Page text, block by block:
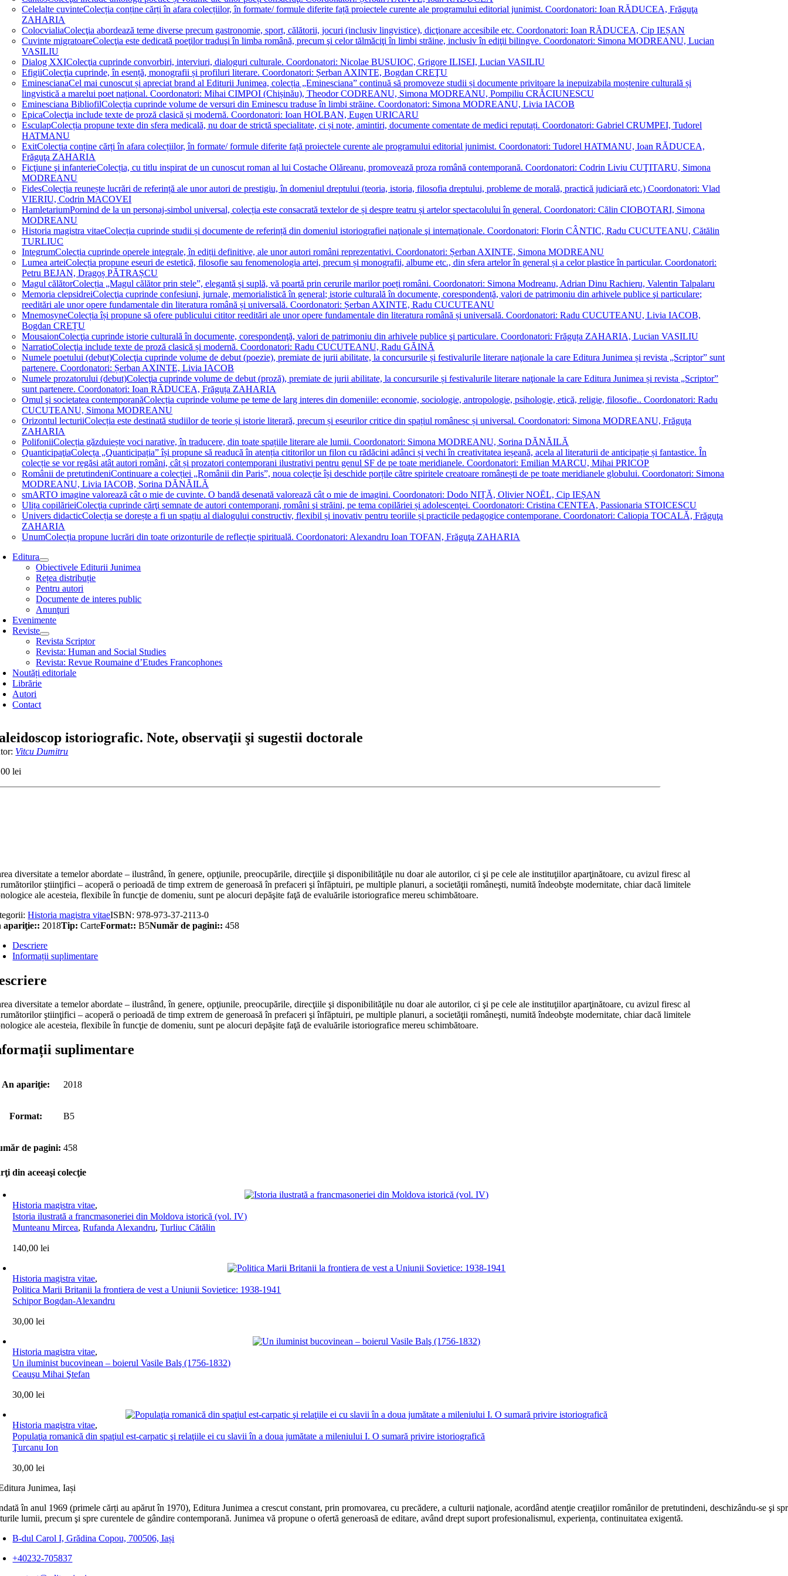
Celelalte cuvinteColecția conține cărți în afara colecțiilor, în formate/ formule diferite față proiectele curente ale programului editorial junimist. Coordonatori: Ioan RĂDUCEA, Frăguţa
ZAHARIA
ColocvialiaColecţia abordează teme diverse precum gastronomie, sport, călătorii, jocuri (inclusiv lingvistice), dicţionare accesibile etc. Coordonatori: Ioan RĂDUCEA, Cip IEȘAN
Cuvinte migratoareColecţia este dedicată poeţilor traduşi în limba română, precum şi celor tălmăciţi în limbi străine, inclusiv în ediţii bilingve. Coordonatori: Simona MODREANU, Lucian
VASILIU
Dialog XXIColecţia cuprinde convorbiri, interviuri, dialoguri culturale. Coordonatori: Nicolae BUSUIOC, Grigore ILISEI, Lucian VASILIU
EfigiiColecţia cuprinde, în esență, monografii și profiluri literare. Coordonatori: Șerban AXINTE, Bogdan CREŢU
EminescianaCel mai cunoscut și apreciat brand al Editurii Junimea, colecția „Eminesciana” continuă să promoveze studii și documente privitoare la inepuizabila moștenire culturală și
lingvistică a marelui poet național. Coordonatori: Mihai CIMPOI (Chișinău), Theodor CODREANU, Simona MODREANU, Pompiliu CRĂCIUNESCU
Eminesciana BibliofilColecția cuprinde volume de versuri din Eminescu traduse în limbi străine. Coordonatori: Simona MODREANU, Livia IACOB
EpicaColecţia include texte de proză clasică și modernă. Coordonatori: Ioan HOLBAN, Eugen URICARU
EsculapColecția propune texte din sfera medicală, nu doar de strictă specialitate, ci și note, amintiri, documente comentate de medici reputați. Coordonatori: Gabriel CRUMPEI, Tudorel
HATMANU
ExitColecția conține cărți în afara colecțiilor, în formate/ formule diferite față proiectele curente ale programului editorial junimist. Coordonatori: Tudorel HATMANU, Ioan RĂDUCEA,
Frăguţa ZAHARIA
Ficţiune şi infanterieColecția, cu titlu inspirat de un cunoscut roman al lui Costache Olăreanu, promovează proza română contemporană. Coordonatori: Codrin Liviu CUŢITARU, Simona
MODREANU
FidesColecția reunește lucrări de referință ale unor autori de prestigiu, în domeniul dreptului (teoria, istoria, filosofia dreptului, probleme de morală, practică judiciară etc.) Coordonatori: Vlad
VIERIU, Codrin MACOVEI
HamletariumPornind de la un personaj-simbol universal, colecția este consacrată textelor de și despre teatru și artelor spectacolului în general. Coordonatori: Călin CIOBOTARI, Simona
MODREANU
Historia magistra vitaeColecția cuprinde studii și documente de referință din domeniul istoriografiei naţionale şi internaţionale. Coordonatori: Florin CÂNTIC, Radu CUCUTEANU, Cătălin
TURLIUC
IntegrumColecția cuprinde operele integrale, în ediții definitive, ale unor autori români reprezentativi. Coordonatori: Șerban AXINTE, Simona MODREANU
Lumea arteiColecția propune eseuri de estetică, filosofie sau fenomenologia artei, precum și monografii, albume etc., din sfera artelor în general și a celor plastice în particular. Coordonatori:
Petru BEJAN, Dragoș PĂTRAȘCU
Magul călătorColecția „Magul călător prin stele”, elegantă și suplă, vă poartă prin cerurile marilor poeți români. Coordonatori: Simona Modreanu, Adrian Dinu Rachieru, Valentin Talpalaru
Memoria clepsidreiColecţia cuprinde confesiuni, jurnale, memorialistică în general; istorie culturală în documente, corespondență, valori de patrimoniu din arhivele publice şi particulare;
reeditări ale unor opere fundamentale din literatura română și universală. Coordonatori: Șerban AXINTE, Radu CUCUTEANU
MnemosyneColecția își propune să ofere publicului cititor reeditări ale unor opere fundamentale din literatura română și universală. Coordonatori: Radu CUCUTEANU, Livia IACOB,
Bogdan CREȚU
MousaionColecţia cuprinde istorie culturală în documente, corespondenţă, valori de patrimoniu din arhivele publice şi particulare. Coordonatori: Frăguța ZAHARIA, Lucian VASILIU
NarratioColecţia include texte de proză clasică și modernă. Coordonatori: Radu CUCUTEANU, Radu GĂINĂ
Numele poetului (debut)Colecţia cuprinde volume de debut (poezie), premiate de jurii abilitate, la concursurile și festivalurile literare naţionale la care Editura Junimea și revista „Scriptor” sunt
partenere. Coordonatori: Șerban AXINTE, Livia IACOB
Numele prozatorului (debut)Colecţia cuprinde volume de debut (proză), premiate de jurii abilitate, la concursurile și festivalurile literare naţionale la care Editura Junimea și revista „Scriptor”
sunt partenere. Coordonatori: Ioan RĂDUCEA, Frăguța ZAHARIA
Omul şi societatea contemporanăColecția cuprinde volume pe teme de larg interes din domeniile: economie, sociologie, antropologie, psihologie, etică, religie, filosofie.. Coordonatori: Radu
CUCUTEANU, Simona MODREANU
Orizontul lecturiiColecția este destinată studiilor de teorie și istorie literară, precum și eseurilor critice din spațiul românesc și universal. Coordonatori: Simona MODREANU, Frăguţa
ZAHARIA
PolifoniiColecția găzduiește voci narative, în traducere, din toate spațiile literare ale lumii. Coordonatori: Simona MODREANU, Sorina DĂNĂILĂ
QuanticipaţiaColecța „Quanticipația” își propune să readucă în atenția cititorilor un filon cu rădăcini adânci și vechi în creativitatea ieșeană, acela al literaturii de anticipație și fantastice. În
colecție se vor regăsi atât autori români, cât și prozatori contemporani ilustrativi pentru genul SF de pe toate meridianele. Coordonatori: Emilian MARCU, Mihai PRICOP
Românii de pretutindeniContinuare a colecției „Românii din Paris”, noua colecție își deschide porțile către spiritele creatoare românești de pe toate meridianele globului. Coordonatori: Simona
MODREANU, Livia IACOB, Sorina DĂNĂILĂ
smARTO imagine valorează cât o mie de cuvinte. O bandă desenată valorează cât o mie de imagini. Coordonatori: Dodo NIȚĂ, Olivier NOËL, Cip IEȘAN
Ulița copilărieiColecţia cuprinde cărţi semnate de autori contemporani, români şi străini, pe tema copilăriei și adolescenţei. Coordonatori: Cristina CENTEA, Passionaria STOICESCU
Univers didacticColecția se dorește a fi un spațiu al dialogului constructiv, flexibil și inovativ pentru teoriile și practicile pedagogice contemporane. Coordonatori: Caliopia TOCALĂ, Frăguţa
ZAHARIA
UnumColecția propune lucrări din toate orizonturile de reflecție spirituală. Coordonatori: Alexandru Ioan TOFAN, Frăguţa ZAHARIA
Editura
Obiectivele Editurii Junimea
Rețea distribuție
Pentru autori
Documente de interes public
Anunţuri
Evenimente
Reviste
Revista Scriptor
Revista: Human and Social Studies
Revista: Revue Roumaine d’Etudes Francophones
Noutăți editoriale
Librărie
Autori
Contact
istoriografic. Note, observaţii şi sugestii doctorale
Vitcu Dumitru
lei
diversitate a temelor abordate – ilustrând, în genere, opţiunile, preocupările, direc­ţiile şi disponibilităţile nu doar ale autorilor, ci şi pe cele ale instituţiilor aparţinătoare, cu avi­zul firesc al
ştiinţifici – acoperă o perioadă de timp extrem de generoasă în prefaceri şi înfăptuiri, pe multiple planuri, a societăţii româneşti, numită îndeobşte moder­nitate, chiar dacă limitele
ale acesteia, flexibile în funcţie de domeniu, sunt pe alocuri depăşite faţă de evaluările istoriografice mereu schimbătoare.
Historia magistra vitaeISBN:978-973-37-2113-0
apariţie:: 2018Tip: CarteFormat:: B5Număr de pagini:: 458
Descriere
Informații suplimentare
diversitate a temelor abordate – ilustrând, în genere, opţiunile, preocupările, direc­ţiile şi disponibilităţile nu doar ale autorilor, ci şi pe cele ale instituţiilor aparţinătoare, cu avi­zul firesc al
ştiinţifici – acoperă o perioadă de timp extrem de generoasă în prefaceri şi înfăptuiri, pe multiple planuri, a societăţii româneşti, numită îndeobşte moder­nitate, chiar dacă limitele
ale acesteia, flexibile în funcţie de domeniu, sunt pe alocuri depăşite faţă de evaluările istoriografice mereu schimbătoare.
suplimentare
An apariţie: 2018
Format: B5
de pagini: 458
din aceeaşi colecţie
Historia magistra vitae,
Istoria ilustrată a francmasoneriei din Moldova istorică (vol. IV)
Munteanu Mircea,Rufanda Alexandru,Turliuc Cătălin
140,00lei
Historia magistra vitae,
Politica Marii Britanii la frontiera de vest a Uniunii Sovietice: 1938-1941
Schipor Bogdan-Alexandru
30,00lei
Historia magistra vitae,
Un iluminist bucovinean – boierul Vasile Balş (1756-1832)
Ceauşu Mihai Ştefan
30,00lei
Historia magistra vitae,
Populaţia romanică din spaţiul est‑carpatic şi relaţiile ei cu slavii în a doua jumătate a mileniului I. O sumară privire istoriografică
Ţurcanu Ion
30,00lei
în anul 1969 (primele cărți au apărut în 1970), Editura Junimea a crescut constant, prin promovarea, cu precădere, a culturii naţionale, acordând atenţie creaţiilor românilor de pretutindeni, deschizându-se şi
lumii, precum şi spre curentele de gândire contemporană. Junimea vă propune o ofertă generoasă de editare, având drept suport profesionalismul, experiența, continuitatea exigentă.
B-dul Carol I, Grădina Copou, 700506, Iași
+40232-705837